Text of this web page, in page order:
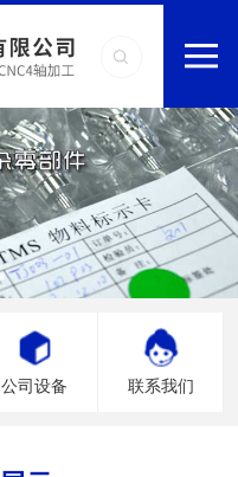
公司设备 联系我们